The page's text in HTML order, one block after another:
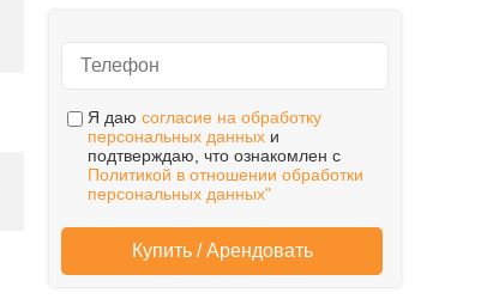
Я даюсогласие на обработку
персональных данных и
подтверждаю, что ознакомлен с
Политикой в отношении обработки
персональных данных"